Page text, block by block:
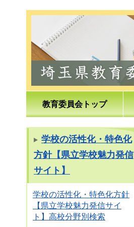
教育委員会トップ
学校の活性化・特色化
方針【県立学校魅力発信
サイト】
学校の活性化・特色化方針
【県立学校魅力発信サイ
ト】高校分野別検索